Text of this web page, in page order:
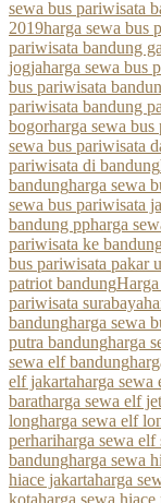
sewa bus pariwisata
2019harga sewa bus
pariwisata bandung
jogjaharga sewa bus
bus pariwisata
pariwisata bandung
bogorharga sewa
sewa bus pariwisata
pariwisata di bandung
bandungharga sewa
sewa bus pariwisata
bandung ppharga
pariwisata ke
bus pariwisata pakar
patriot bandung
pariwisata surabaya
bandungharga sewa
putra bandungharga
sewa elf bandung
elf jakartaharga sewa
baratharga sewa elf
longharga sewa elf
perhariharga sewa elf
bandungharga sewa
hiace jakartaharga